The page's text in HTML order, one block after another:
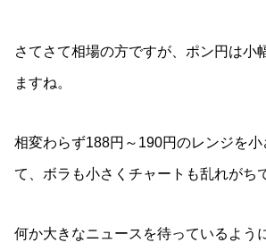
さてさて相場の方ですが、ポン円は小
ますね。
相変わらず188円～190円のレンジを
て、ボラも小さくチャートも乱れがち
何か大きなニュースを待っているよう